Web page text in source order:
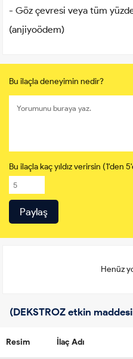
- Göz çevresi veya tüm
(anjiyoödem)
Bu ilaçla deneyimin nedir?
Bu ilaçla kaç yıldız verirsin (1'den
Henüz
(DEKSTROZ etkin
Resim İlaç Adı